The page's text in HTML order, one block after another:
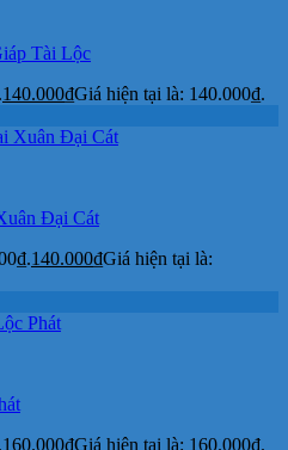
Tài Lộc
140.000₫Giá hiện tại là: 140.000₫.
Đại Cát
140.000₫Giá hiện tại là:
160.000₫Giá hiện tại là: 160.000₫.